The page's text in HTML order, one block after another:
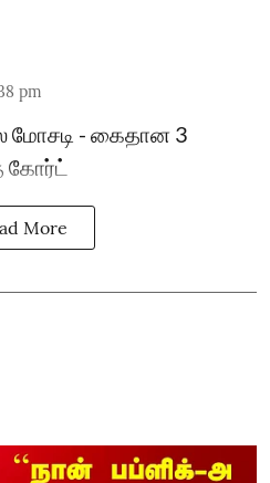
pm
மோசடி - கைதான 3
கோர்ட்
More